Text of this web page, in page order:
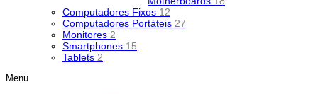
Computadores Fixos 12
Computadores Portáteis 27
Monitores 2
Smartphones 15
Tablets 2
Menu